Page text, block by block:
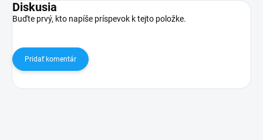
Diskusia
Buďte prvý, kto napíše príspevok k tejto položke.
Pridať komentár